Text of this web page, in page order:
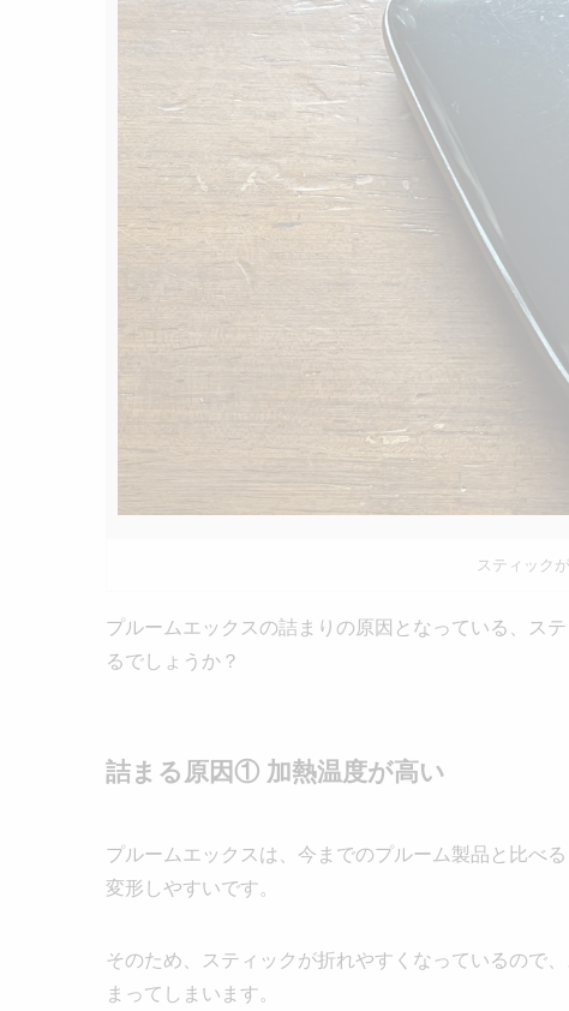
スティック
プルームエックスの詰まりの原因となっている、ス
るでしょうか？
詰まる原因① 加熱温度が高い
プルームエックスは、今までのプルーム製品と比べる
変形しやすいです。
そのため、スティックが折れやすくなっているので
まってしまいます。